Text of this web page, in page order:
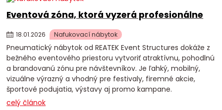
Eventová zóna, ktorá vyzerá profesionálne
18.01.2026 Nafukovací nábytok
Pneumatický nábytok od REATEK Event Structures dokáže z
bežného eventového priestoru vytvoriť atraktívnu, pohodlnú
a brandovanú zónu pre návštevníkov. Je ľahký, mobilný,
vizuálne výrazný a vhodný pre festivaly, firemné akcie,
športové podujatia, výstavy aj promo kampane.
celý článok